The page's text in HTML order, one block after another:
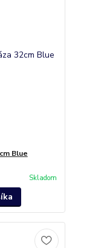
Blue
Skladom